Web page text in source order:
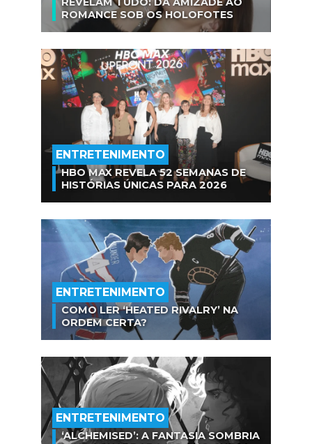
ROMANCE SOB OS HOLOFOTES
ENTRETENIMENTO
HBO MAX REVELA 52 SEMANAS DE
HISTÓRIAS ÚNICAS PARA 2026
ENTRETENIMENTO
COMO LER ‘HEATED RIVALRY’ NA
ORDEM CERTA?
ENTRETENIMENTO
‘ALCHEMISED’: A FANTASIA SOMBRIA